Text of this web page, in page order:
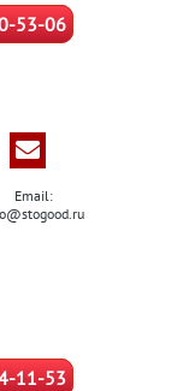
53-06
Email:
11-53